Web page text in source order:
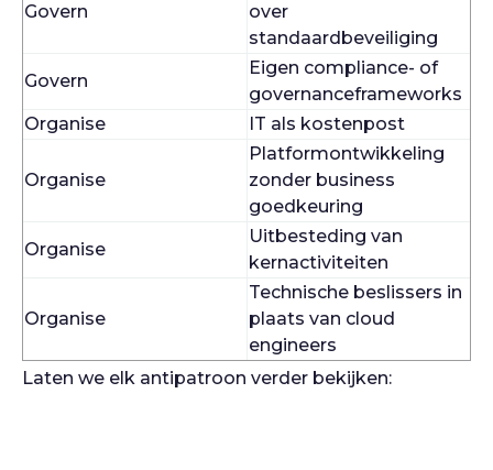
Govern
over
standaardbeveiliging
Govern
Eigen compliance- of
governanceframeworks
Organise
IT als kostenpost
Organise
Platformontwikkeling
zonder business
goedkeuring
Organise
Uitbesteding van
kernactiviteiten
Organise
Technische beslissers in
plaats van cloud
engineers
Laten we elk antipatroon verder bekijken: